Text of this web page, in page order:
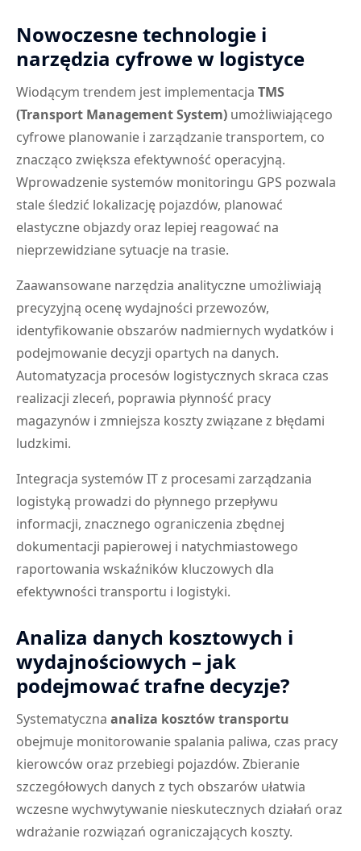
Nowoczesne technologie i
narzędzia cyfrowe w logistyce
Wiodącym trendem jest implementacja TMS
(Transport Management System) umożliwiającego
cyfrowe planowanie i zarządzanie transportem, co
znacząco zwiększa efektywność operacyjną.
Wprowadzenie systemów monitoringu GPS pozwala
stale śledzić lokalizację pojazdów, planować
elastyczne objazdy oraz lepiej reagować na
nieprzewidziane sytuacje na trasie.
Zaawansowane narzędzia analityczne umożliwiają
precyzyjną ocenę wydajności przewozów,
identyfikowanie obszarów nadmiernych wydatków i
podejmowanie decyzji opartych na danych.
Automatyzacja procesów logistycznych skraca czas
realizacji zleceń, poprawia płynność pracy
magazynów i zmniejsza koszty związane z błędami
ludzkimi.
Integracja systemów IT z procesami zarządzania
logistyką prowadzi do płynnego przepływu
informacji, znacznego ograniczenia zbędnej
dokumentacji papierowej i natychmiastowego
raportowania wskaźników kluczowych dla
efektywności transportu i logistyki.
Analiza danych kosztowych i
wydajnościowych – jak
podejmować trafne decyzje?
Systematyczna analiza kosztów transportu
obejmuje monitorowanie spalania paliwa, czas pracy
kierowców oraz przebiegi pojazdów. Zbieranie
szczegółowych danych z tych obszarów ułatwia
wczesne wychwytywanie nieskutecznych działań oraz
wdrażanie rozwiązań ograniczających koszty.